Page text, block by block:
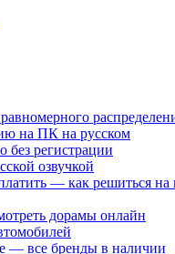
на ПК на русском
без регистрации
озвучкой
— как решиться на
дорамы онлайн
— все бренды в наличии